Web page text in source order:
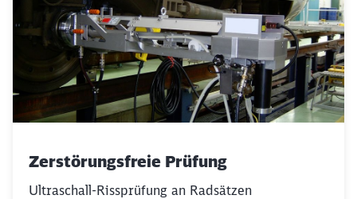
Zerstörungsfreie Prüfung
Ultraschall-Rissprüfung an Radsätzen